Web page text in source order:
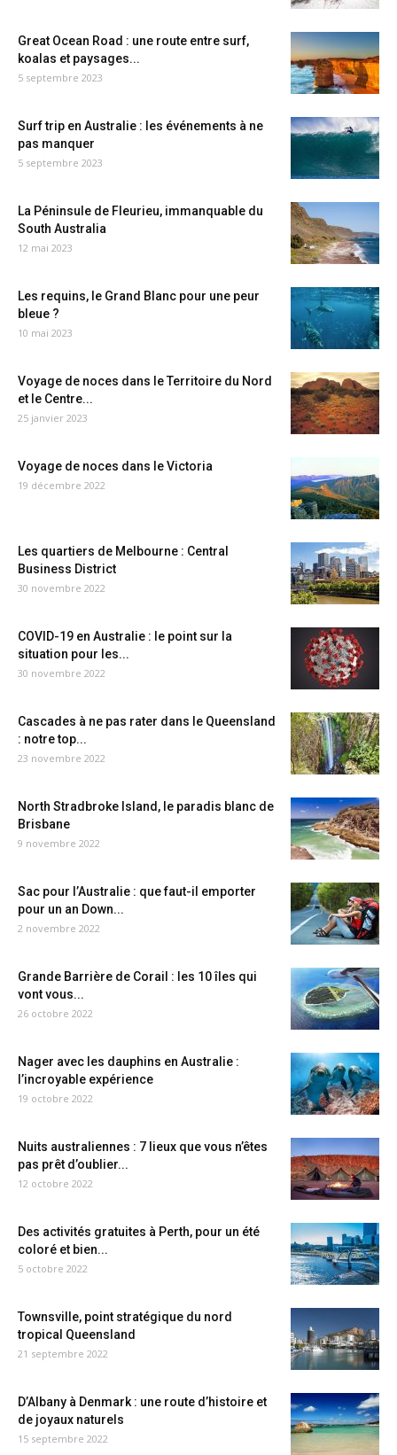
Great Ocean Road : une route entre surf,
koalas et paysages...
5 septembre 2023
Surf trip en Australie : les événements à ne
pas manquer
5 septembre 2023
La Péninsule de Fleurieu, immanquable du
South Australia
12 mai 2023
Les requins, le Grand Blanc pour une peur
bleue ?
10 mai 2023
Voyage de noces dans le Territoire du Nord
et le Centre...
25 janvier 2023
Voyage de noces dans le Victoria
19 décembre 2022
Les quartiers de Melbourne : Central
Business District
30 novembre 2022
COVID-19 en Australie : le point sur la
situation pour les...
30 novembre 2022
Cascades à ne pas rater dans le Queensland
: notre top...
23 novembre 2022
North Stradbroke Island, le paradis blanc de
Brisbane
9 novembre 2022
Sac pour l’Australie : que faut-il emporter
pour un an Down...
2 novembre 2022
Grande Barrière de Corail : les 10 îles qui
vont vous...
26 octobre 2022
Nager avec les dauphins en Australie :
l’incroyable expérience
19 octobre 2022
Nuits australiennes : 7 lieux que vous n’êtes
pas prêt d’oublier...
12 octobre 2022
Des activités gratuites à Perth, pour un été
coloré et bien...
5 octobre 2022
Townsville, point stratégique du nord
tropical Queensland
21 septembre 2022
D’Albany à Denmark : une route d’histoire et
de joyaux naturels
15 septembre 2022